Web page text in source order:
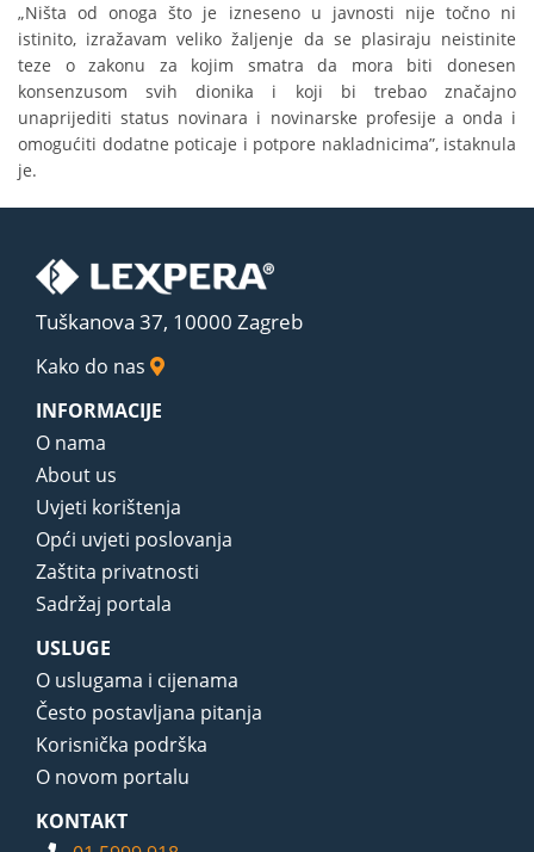
„Ništa od onoga što je izneseno u javnosti nije točno ni
istinito, izražavam veliko žaljenje da se plasiraju neistinite
teze o zakonu za kojim smatra da mora biti donesen
konsenzusom svih dionika i koji bi trebao značajno
unaprijediti status novinara i novinarske profesije a onda i
omogućiti dodatne poticaje i potpore nakladnicima”, istaknula
je.
Tuškanova 37, 10000 Zagreb
Kako do nas
INFORMACIJE
O nama
About us
Uvjeti korištenja
Opći uvjeti poslovanja
Zaštita privatnosti
Sadržaj portala
USLUGE
O uslugama i cijenama
Često postavljana pitanja
Korisnička podrška
O novom portalu
KONTAKT